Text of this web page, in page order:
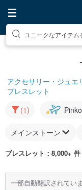
ユニークなアイテム
アクセサリー・ジュエ
ブレスレット
(1)
メインストーン
ブレスレット ：8,000+ 件
一部自動翻訳されてい